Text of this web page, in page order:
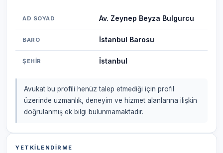
AD SOYAD Av. Zeynep Beyza Bulgurcu
BARO İstanbul Barosu
ŞEHIR İstanbul
Avukat bu profili henüz talep etmediği için profil
üzerinde uzmanlık, deneyim ve hizmet alanlarına ilişkin
doğrulanmış ek bilgi bulunmamaktadır.
YETKILENDIRME